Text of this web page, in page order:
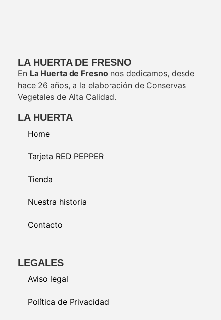
LA HUERTA DE FRESNO
En La Huerta de Fresnonos dedicamos, desde
hace 26 años, a la elaboración de Conservas
Vegetales de Alta Calidad.
LA HUERTA
Home
Tarjeta RED PEPPER
Tienda
Nuestra historia
Contacto
LEGALES
Aviso legal
Política de Privacidad